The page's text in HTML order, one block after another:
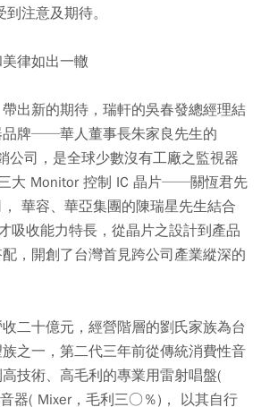
注意及期待。
律如出一轍
出新的期待，瑞軒的吳春發總經理結
品牌──華人董事長朱家良先生的
公司，是全球少數沒有工廠之監視器
大 Monitor 控制 IC 晶片──關恆君先
華容、華亞集團的陳瑞星先生結合
吸收能力特長，從晶片之設計到產品
，開創了台灣首見跨公司產業縱深的
二十億元，經營階層的劉氏家族為台
之一，第二代三年前從傳統消費性音
技術、高毛利的專業用雷射唱盤(
器( Mixer，毛利三○％)， 以其自行